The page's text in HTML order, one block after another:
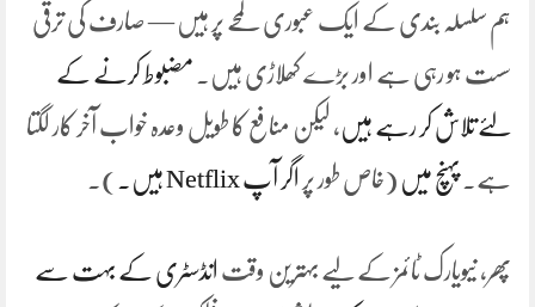
ہم سلسلہ بندی کے ایک عبوری لمحے پر ہیں — صارف کی ترقی
سست ہو رہی ہے اور بڑے کھلاڑی ہیں۔ مضبوط کرنے کے
لئے تلاش کر رہے ہیں، لیکن منافع کا طویل وعدہ خواب آخر کار لگتا
ہے۔پہنچ میں (خاص طور پر اگر آپ Netflix ہیں۔ )۔
پھر، نیویارک ٹائمز کے لیے بہترین وقت انڈسٹری کے بہت سے